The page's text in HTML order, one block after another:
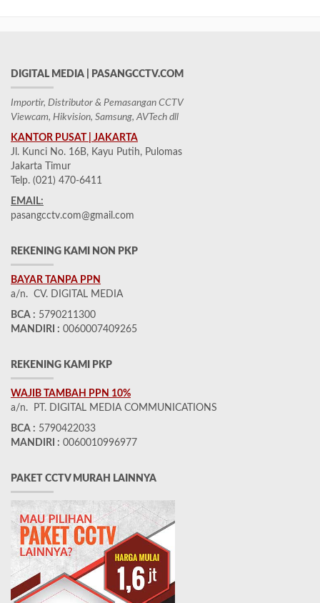
DIGITAL MEDIA | PASANGCCTV.COM
Importir, Distributor & Pemasangan CCTV
Viewcam, Hikvision, Samsung, AVTech dll
KANTOR PUSAT | JAKARTA
Jl. Kunci No. 16B, Kayu Putih, Pulomas
Jakarta Timur
Telp. (021) 470-6411
EMAIL:
pasangcctv.com@gmail.com
REKENING KAMI NON PKP
BAYAR TANPA PPN
a/n. CV. DIGITAL MEDIA
BCA : 5790211300
MANDIRI : 0060007409265
REKENING KAMI PKP
WAJIB TAMBAH PPN 10%
a/n. PT. DIGITAL MEDIA COMMUNICATIONS
BCA : 5790422033
MANDIRI : 0060010996977
PAKET CCTV MURAH LAINNYA